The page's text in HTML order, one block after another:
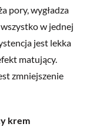
pory, wygładza
w jednej
jest lekka
matujący.
zmniejszenie
krem